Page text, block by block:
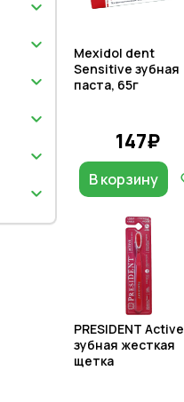
Mexidol dent
Sensitive зубная
паста, 65г
147₽
В корзину
PRESIDENT Active
зубная жесткая
щетка